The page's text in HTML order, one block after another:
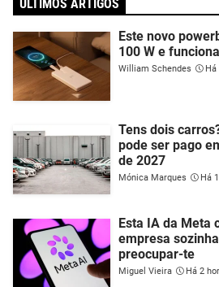
ÚLTIMOS ARTIGOS
Este novo
100 W e
William Schendes
Tens dois
pode ser pago
de 2027
Mónica Marques Há
Esta IA da Meta
empresa
preocupar-te
Miguel Vieira Há 2